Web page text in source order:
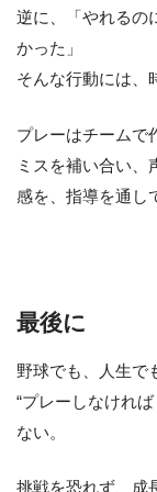
逆に、「やれるの
かった」
そんな行動には、
プレーはチームで
ミスを補い合い、
感を、指導を通し
最後に
野球でも、人生で
“プレーしなけれ
ない。
挑戦を恐れず、成